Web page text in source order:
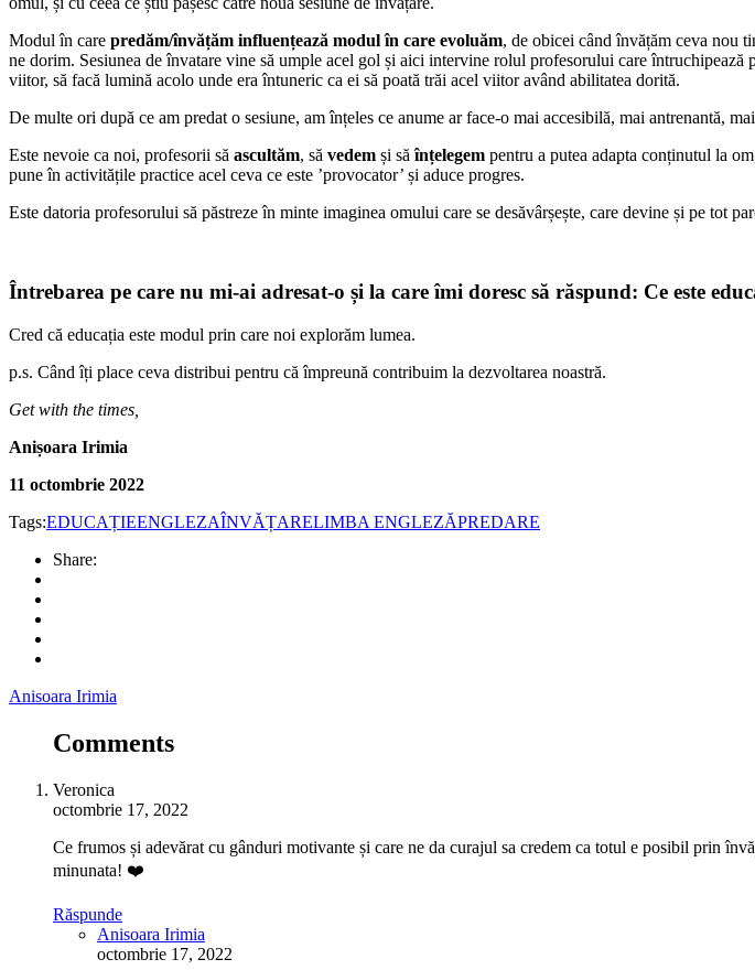
Modul în care predăm/învățăm influențează modul în care evoluăm, de obicei când învățăm ceva nou
ne dorim. Sesiunea de învatare vine să umple acel gol și aici intervine rolul profesorului care
viitor, să facă lumină acolo unde era întuneric ca ei să poată trăi acel viitor având abilitatea dorită.
De multe ori după ce am predat o sesiune, am înțeles ce anume ar face-o mai accesibilă, mai antrenantă,
Este nevoie ca noi, profesorii să ascultăm, să vedem și săînțelegem pentru a putea adapta conținutul la
pune în activitățile practice acel ceva ce este ’provocator’ și aduce progres.
Este datoria profesorului să păstreze în minte imaginea omului care se desăvârșește, care devine și pe tot
Întrebarea pe care nu mi-ai adresat-o și la care îmi doresc să răspund: Ce este
Cred că educația este modul prin care noi explorăm lumea.
p.s. Când îți place ceva distribui pentru că împreună contribuim la dezvoltarea noastră.
Get with the times,
Anișoara Irimia
11 octombrie 2022
Tags:EDUCAȚIEENGLEZAÎNVĂȚARELIMBA ENGLEZĂPREDARE
Share:
Anisoara Irimia
Comments
Veronica
octombrie 17, 2022
Ce frumos și adevărat cu gânduri motivante și care ne da curajul sa credem ca totul e posibil prin
minunata! ❤️
Răspunde
Anisoara Irimia
octombrie 17, 2022